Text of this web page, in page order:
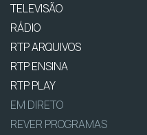
TELEVISÃO
RÁDIO
RTP ARQUIVOS
RTP ENSINA
RTP PLAY
EM DIRETO
REVER PROGRAMAS